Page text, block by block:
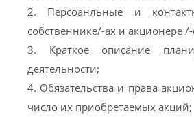
2. Персоанльные и
собственнике/-ах и акционерe
3. Краткое описание
деятельности;
4. Обязательства и права
число их приобретаемых акций;